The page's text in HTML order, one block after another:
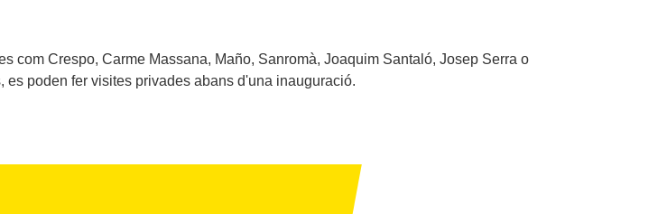
com Crespo, Carme Massana, Maño, Sanromà, Joaquim Santaló, Josep Serra o
poden fer visites privades abans d'una inauguració.